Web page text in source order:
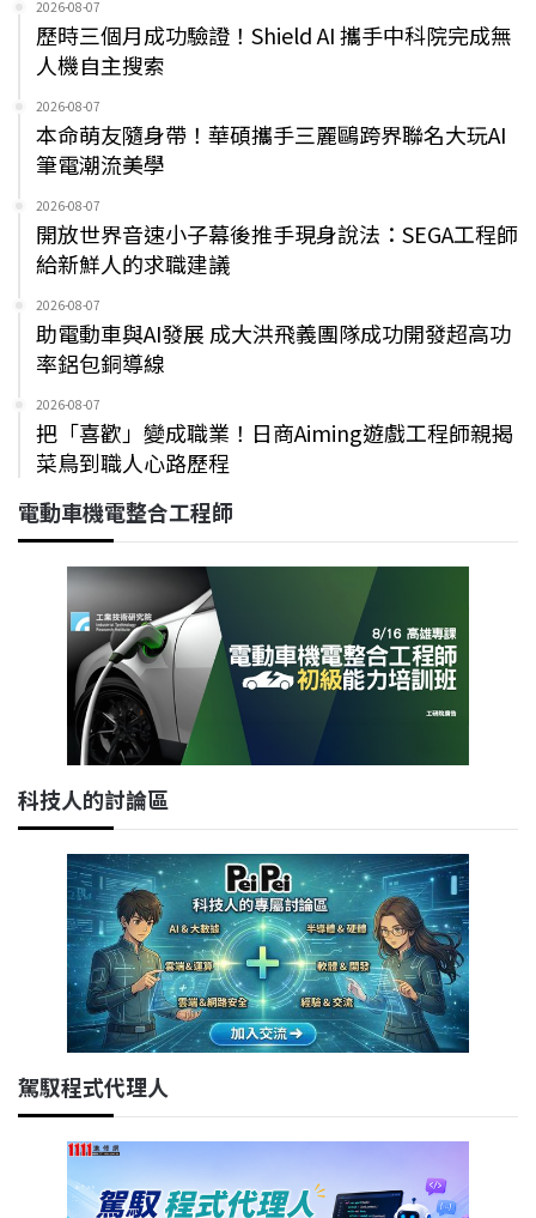
2026-08-07
歷時三個月成功驗證！Shield AI 攜手中科院完成無
人機自主搜索
2026-08-07
本命萌友隨身帶！華碩攜手三麗鷗跨界聯名大玩AI
筆電潮流美學
2026-08-07
開放世界音速小子幕後推手現身說法：SEGA工程師
給新鮮人的求職建議
2026-08-07
助電動車與AI發展 成大洪飛義團隊成功開發超高功
率鋁包銅導線
2026-08-07
把「喜歡」變成職業！日商Aiming遊戲工程師親揭
菜鳥到職人心路歷程
電動車機電整合工程師
科技人的討論區
駕馭程式代理人